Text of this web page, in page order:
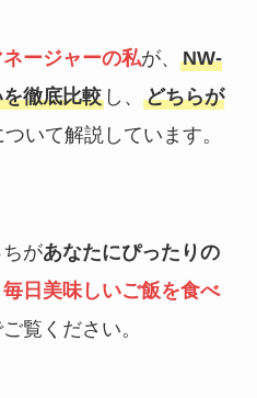
ージャーの私が、 NW-
徹底比較し、 どちらが
ついて解説しています。
があなたにぴったりの
毎日美味しいご飯を食べ
覧ください。